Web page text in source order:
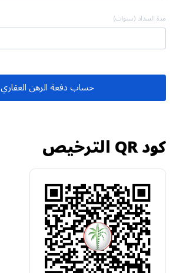
مدة السداد (سنوات)
حساب دفعة الرهن العقاري
كود QR الترخيص